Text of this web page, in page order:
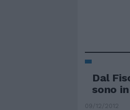
Dal
sono
09/12/2012